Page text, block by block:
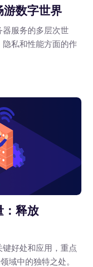
数字世界
服务的多层次世
私和性能方面的作
：释放
好处和应用，重点
域中的独特之处。